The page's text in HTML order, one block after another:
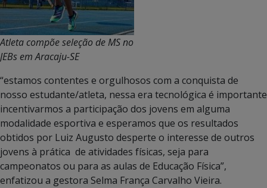
Atleta compõe seleção de MS no
JEBs em Aracaju-SE
“estamos contentes e orgulhosos com a conquista de
nosso estudante/atleta, nessa era tecnológica é importante
incentivarmos a participação dos jovens em alguma
modalidade esportiva e esperamos que os resultados
obtidos por Luiz Augusto desperte o interesse de outros
jovens à prática de atividades físicas, seja para
campeonatos ou para as aulas de Educação Física”,
enfatizou a gestora Selma França Carvalho Vieira.